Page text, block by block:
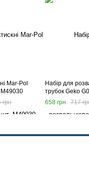
Mar-Pol
грн
Набір для
трубок Geko
658 грн
717